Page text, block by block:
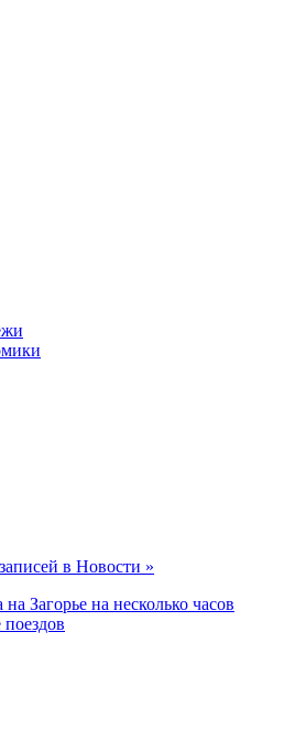
в Новости »
Загорье на несколько часов